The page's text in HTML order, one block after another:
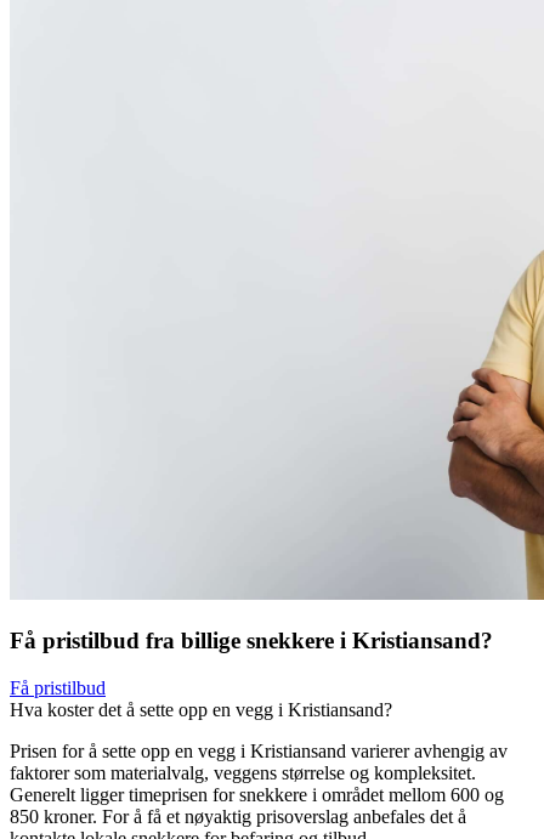
Få pristilbud fra billige snekkere i Kristiansand?
Få pristilbud
Hva koster det å sette opp en vegg i Kristiansand?
Prisen for å sette opp en vegg i Kristiansand varierer avhengig av
faktorer som materialvalg, veggens størrelse og kompleksitet.
Generelt ligger timeprisen for snekkere i området mellom 600 og
850 kroner. For å få et nøyaktig prisoverslag anbefales det å